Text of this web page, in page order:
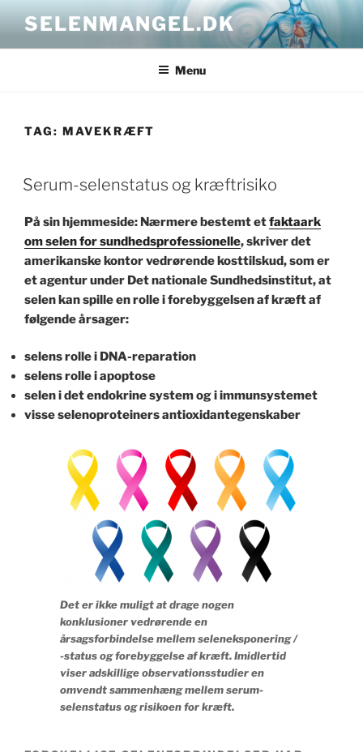
content
SELENMANGEL.DK
Menu
TAG: MAVEKRÆFT
POSTED
ON
Serum-selenstatus og kræftrisiko
På sin hjemmeside: Nærmere bestemt etfaktaark
om selen for sundhedsprofessionelle, skriver det
amerikanske kontor vedrørende kosttilskud, som er
et agentur under Det nationale Sundhedsinstitut, at
selen kan spille en rolle i forebyggelsen af kræft af
følgende årsager:
selens rolle i DNA-reparation
selens rolle i apoptose
selen i det endokrine system og i immunsystemet
visse selenoproteiners antioxidantegenskaber
Det er ikke muligt at drage nogen
konklusioner vedrørende en
årsagsforbindelse mellem seleneksponering /
-status og forebyggelse af kræft. Imidlertid
viser adskillige observationsstudier en
omvendt sammenhæng mellem serum-
selenstatus og risikoen for kræft.